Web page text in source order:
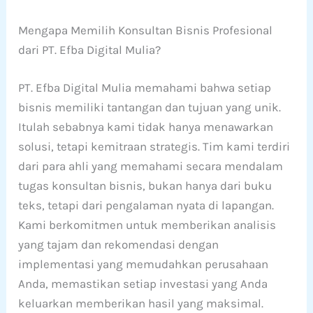
Mengapa Memilih Konsultan Bisnis Profesional
dari PT. Efba Digital Mulia?
PT. Efba Digital Mulia memahami bahwa setiap
bisnis memiliki tantangan dan tujuan yang unik.
Itulah sebabnya kami tidak hanya menawarkan
solusi, tetapi kemitraan strategis. Tim kami terdiri
dari para ahli yang memahami secara mendalam
tugas konsultan bisnis, bukan hanya dari buku
teks, tetapi dari pengalaman nyata di lapangan.
Kami berkomitmen untuk memberikan analisis
yang tajam dan rekomendasi dengan
implementasi yang memudahkan perusahaan
Anda, memastikan setiap investasi yang Anda
keluarkan memberikan hasil yang maksimal.